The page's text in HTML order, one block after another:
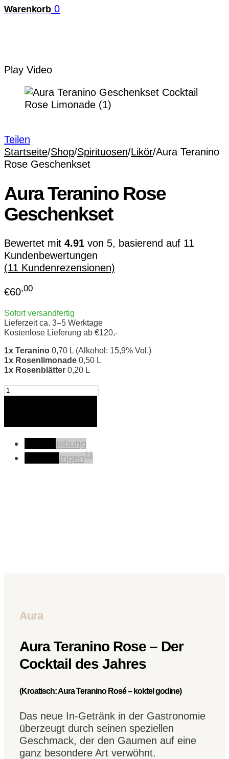
Warenkorb 0
Play Video
Teilen
Startseite/Shop/Spirituosen/Likör/Aura Teranino
Rose Geschenkset
Aura Teranino Rose
Geschenkset
Bewertet mit 4.91 von 5, basierend auf 11
Kundenbewertungen
(11 Kundenrezensionen)
€60,00
Sofort versandfertig
Lieferzeit ca. 3–5 Werktage
Kostenlose Lieferung ab €120,-
1x Teranino 0,70 L (Alkohol: 15,9% Vol.)
1x Rosenlimonade 0,50 L
1x Rosenblätter 0,20 L
Aura
Geschenkset
Menge
Beschreibung
Bewertungen11
Aura
Aura Teranino Rose – Der
Cocktail des Jahres
(Kroatisch: Aura Teranino Rosé – koktel godine)
Das neue In-Getränk in der Gastronomie
überzeugt durch seinen speziellen
Geschmack, der den Gaumen auf eine
ganz besondere Art verwöhnt.